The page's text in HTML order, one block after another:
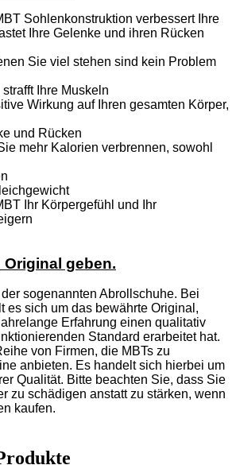
Sohlenkonstruktion verbessert Ihre
Ihre Gelenke und ihren Rücken
Sie viel stehen sind kein Problem
Ihre Muskeln
Wirkung auf Ihren gesamten Körper,
und Rücken
mehr Kalorien verbrennen, sowohl
Ihr Körpergefühl und Ihr
geben.
sogenannten Abrollschuhe. Bei
es sich um das bewährte Original,
Erfahrung einen qualitativ
Standard erarbeitet hat.
von Firmen, die MBTs zu
anbieten. Es handelt sich hierbei um
Qualität. Bitte beachten Sie, dass Sie
zu schädigen anstatt zu stärken, wenn
kaufen.